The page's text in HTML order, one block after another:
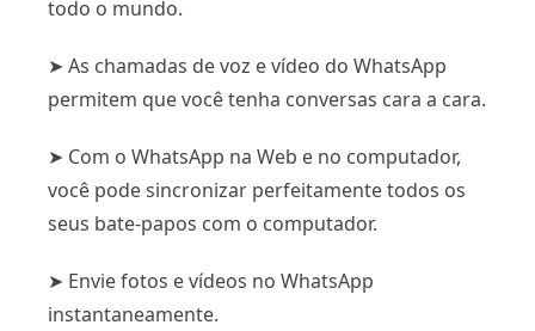
todo o mundo.
➤ As chamadas de voz e vídeo do WhatsApp
permitem que você tenha conversas cara a cara.
➤ Com o WhatsApp na Web e no computador,
você pode sincronizar perfeitamente todos os
seus bate-papos com o computador.
➤ Envie fotos e vídeos no WhatsApp
instantaneamente.